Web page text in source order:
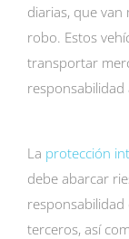
diarias, que van
robo. Estos
transportar
responsabilidad
La protección
debe abarcar
terceros, así